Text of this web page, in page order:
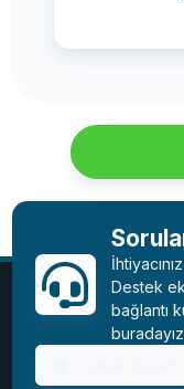
Destek
bağlantı